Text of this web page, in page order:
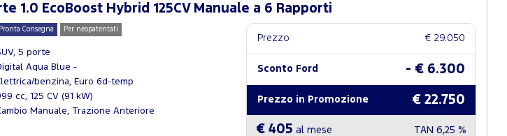
1.0 EcoBoost Hybrid 125CV Manuale a 6 Rapporti
Pronta Consegna Per neopatentati
5 porte
Aqua Blue -
benzina, Euro 6d-temp
cc, 125 CV (91 kW)
Manuale, Trazione Anteriore
Prezzo € 29.050
Sconto Ford - € 6.300
Prezzo in Promozione € 22.750
€ 405 al mese
TAN 6,25 %